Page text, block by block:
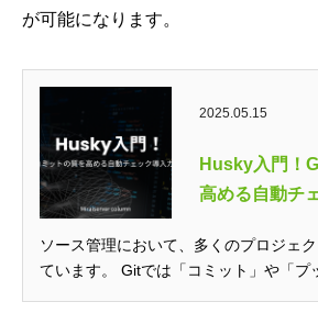
が可能になります。
2025.05.15
Husky入門！
高める自動チ
ソース管理において、多くのプロジェ
ています。 Gitでは「コミット」や「プ